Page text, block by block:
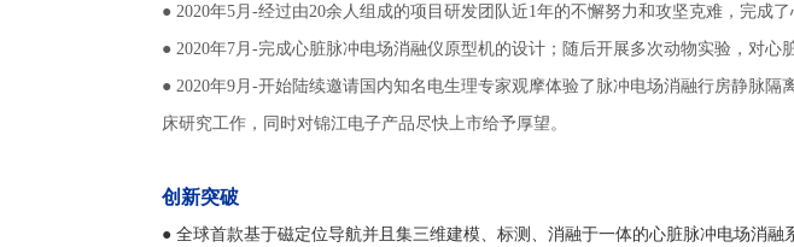
● 2020年5月-经过由20余人组成的项目研发团队近1年的不懈努力和攻坚克难，完成
● 2020年7月-完成心脏脉冲电场消融仪原型机的设计；随后开展多次动物实验，对心
● 2020年9月-开始陆续邀请国内知名电生理专家观摩体验了脉冲电场消融行房静脉
床研究工作，同时对锦江电子产品尽快上市给予厚望。
创新突破
● 全球首款基于磁定位导航并且集三维建模、标测、消融于一体的心脏脉冲电场消融